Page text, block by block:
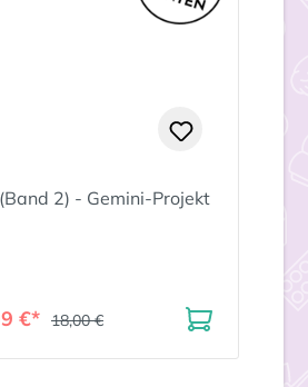
2) - Gemini-Projekt
€* 18,00 €